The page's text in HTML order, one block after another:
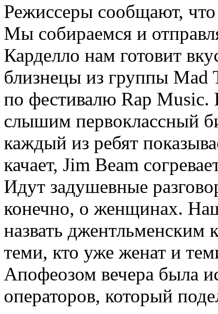
Режиссеры сообщают,
Мы собираемся и
Карделло нам готовит
близнецы из группы Mad
по фестивалю Rap
слышим первоклассный
каждый из ребят
качает, Jim Beam
Идут задушевные
конечно, о женщинах.
назвать
теми, кто уже женат и
Апофеозом вечера была
операторов, который